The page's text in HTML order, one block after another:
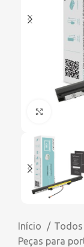
Click
Início
Peças para